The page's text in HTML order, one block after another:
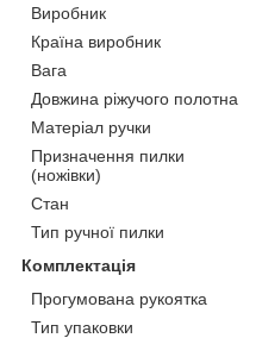
Виробник
Країна виробник
Вага
Довжина ріжучого полотна
Матеріал ручки
Призначення пилки
(ножівки)
Стан
Тип ручної пилки
Комплектація
Прогумована рукоятка
Тип упаковки